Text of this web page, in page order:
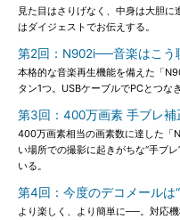
見た目はさりげなく、中身は大胆
はダイジェストでお伝えする。
第2回：N902i──音楽はこう
本格的な音楽再生機能を備えた「
タン1つ。USBケーブルでPCとつな
第3回：400万画素 手ブレ補
400万画素相当の画素数に達した「
い場所での撮影に起きがちな“手ブ
いる。
第4回：今度のデコメールは
より楽しく、より簡単に──。対応